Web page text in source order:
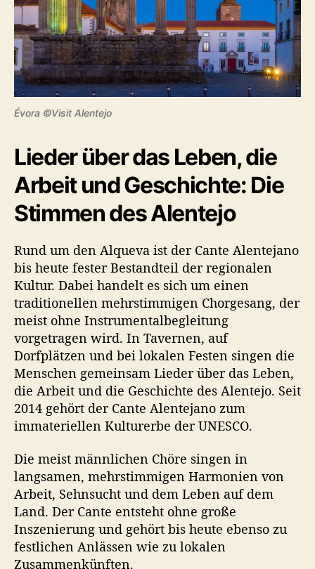
Évora ©Visit Alentejo
Lieder über das Leben, die
Arbeit und Geschichte: Die
Stimmen des Alentejo
Rund um den Alqueva ist der Cante Alentejano
bis heute fester Bestandteil der regionalen
Kultur. Dabei handelt es sich um einen
traditionellen mehrstimmigen Chorgesang, der
meist ohne Instrumentalbegleitung
vorgetragen wird. In Tavernen, auf
Dorfplätzen und bei lokalen Festen singen die
Menschen gemeinsam Lieder über das Leben,
die Arbeit und die Geschichte des Alentejo. Seit
2014 gehört der Cante Alentejano zum
immateriellen Kulturerbe der UNESCO.
Die meist männlichen Chöre singen in
langsamen, mehrstimmigen Harmonien von
Arbeit, Sehnsucht und dem Leben auf dem
Land. Der Cante entsteht ohne große
Inszenierung und gehört bis heute ebenso zu
festlichen Anlässen wie zu lokalen
Zusammenkünften.